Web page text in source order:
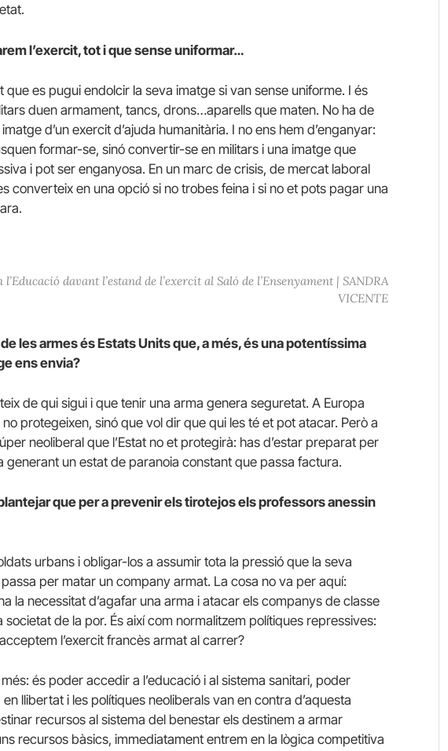
l’exercit, tot i que sense uniformar…
es pugui endolcir la seva imatge si van sense uniforme. I és
duen armament, tancs, drons…aparells que maten. No ha de
d’un exercit d’ajuda humanitària. I no ens hem d’enganyar:
formar-se, sinó convertir-se en militars i una imatge que
i pot ser enganyosa. En un marc de crisis, de mercat laboral
converteix en una opció si no trobes feina i si no et pots pagar una
davant l’estand de l’exercit al Saló de l’Ensenyament | SANDRA
VICENTE
les armes és Estats Units que, a més, és una potentíssima
ens envia?
de qui sigui i que tenir una arma genera seguretat. A Europa
protegeixen, sinó que vol dir que qui les té et pot atacar. Però a
neoliberal que l’Estat no et protegirà: has d’estar preparat per
generant un estat de paranoia constant que passa factura.
que per a prevenir els tirotejos els professors anessin
urbans i obligar-los a assumir tota la pressió que la seva
per matar un company armat. La cosa no va per aquí:
la necessitat d’agafar una arma i atacar els companys de classe
de la por. És així com normalitzem polítiques repressives:
l’exercit francès armat al carrer?
és poder accedir a l’educació i al sistema sanitari, poder
llibertat i les polítiques neoliberals van en contra d’aquesta
recursos al sistema del benestar els destinem a armar
recursos bàsics, immediatament entrem en la lògica competitiva